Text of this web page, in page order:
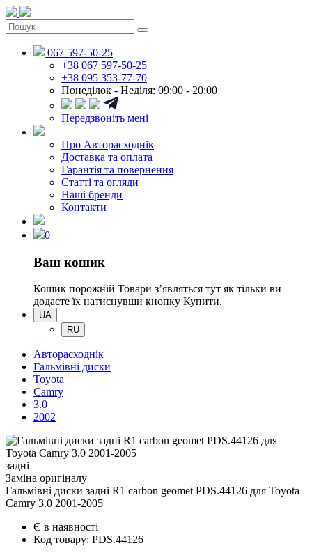
067 597-50-25
+38 067 597-50-25
+38 095 353-77-70
Понеділок - Неділя: 09:00 - 20:00
Передзвоніть мені
Про Авторасходнік
Доставка та оплата
Гарантія та повернення
Статті та огляди
Наші бренди
Контакти
0
Ваш кошик
Кошик порожній Товари зʼявляться тут як тільки ви
додасте їх натиснувши кнопку Купити.
UA
RU
Авторасходнік
Гальмівні диски
Toyota
Camry
3.0
2002
задні
Заміна оригіналу
Гальмівні диски задні R1 carbon geomet PDS.44126 для Toyota
Camry 3.0 2001-2005
Є в наявності
Код товару: PDS.44126